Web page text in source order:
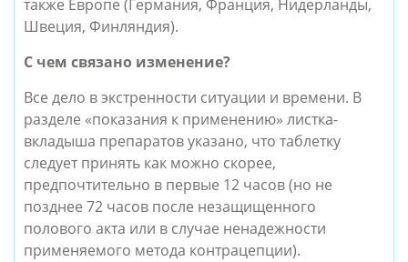
также Европе (Германия, Франция, Нидерланды,
Швеция, Финляндия).
С чем связано изменение?
Все дело в экстренности ситуации и времени. В
разделе «показания к применению» листка-
вкладыша препаратов указано, что таблетку
следует принять как можно скорее,
предпочтительно в первые 12 часов (но не
позднее 72 часов после незащищенного
полового акта или в случае ненадежности
применяемого метода контрацепции).